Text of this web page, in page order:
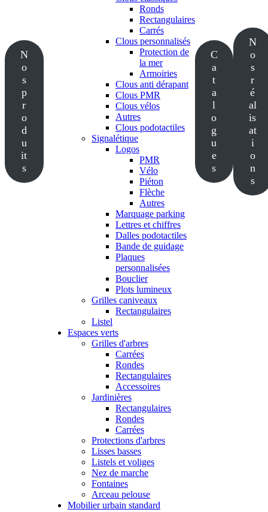
N
o
s
p
r
o
d
u
it
s
Ronds
Rectangulaires
Carrés
Clous personnalisés
Protection de
la mer
Armoiries
Clous anti dérapant
Clous PMR
Clous vélos
Autres
Clous podotactiles
Signalétique
Logos
PMR
Vélo
Piéton
Flèche
Autres
Marquage parking
Lettres et chiffres
Dalles podotactiles
Bande de guidage
Plaques
personnalisées
Bouclier
Plots lumineux
Grilles caniveaux
Rectangulaires
Listel
Espaces verts
Grilles d'arbres
Carrées
Rondes
Rectangulaires
Accessoires
Jardinières
Rectangulaires
Rondes
Carrées
Protections d'arbres
Lisses basses
Listels et voliges
Nez de marche
Fontaines
Arceau pelouse
Mobilier urbain standard
C
a
t
a
l
o
g
u
e
s
N
o
s
r
é
al
is
at
i
o
n
s